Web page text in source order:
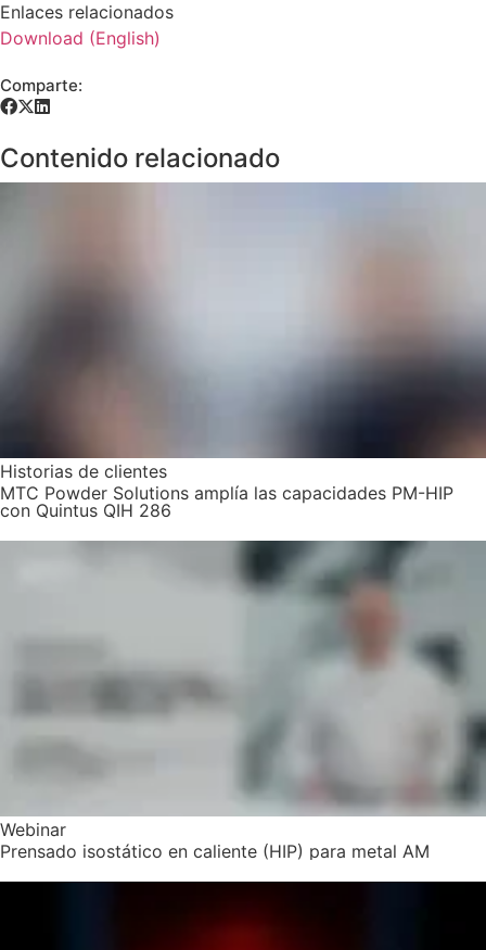
Enlaces relacionados
Download (English)
Comparte:
Contenido relacionado
Historias de clientes
MTC Powder Solutions amplía las capacidades PM-HIP
con Quintus QIH 286
Webinar
Prensado isostático en caliente (HIP) para metal AM